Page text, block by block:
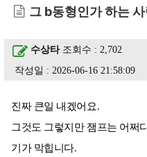
그 b동형인가 하는
수상타조회수 : 2,702
작성일 : 2026-06-16 21:58:09
진짜 큰일 내겠어요.
그것도 그렇지만 잼프는 어쩌
기가 막힙니다.